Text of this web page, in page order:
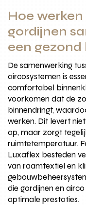
Hoe
gordijnen
een
De samenwerking
aircosystemen is
comfortabel
voorkomen dat de
binnendringt,
werken. Dit levert
op, maar zorgt
ruimtetemperatuur.
Luxaflex besteden
van raamtextiel en
die gordijnen en
optimale prestaties.